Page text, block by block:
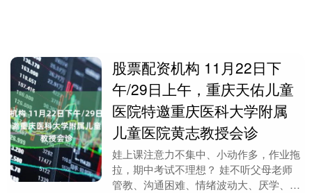
股票配资机构 11月22日下
午/29日上午，重庆天佑儿童
医院特邀重庆医科大学附属
儿童医院黄志教授会诊
娃上课注意力不集中、小动作多，作业拖
拉，期中考试不理想？ 娃不听父母老师
管教、沟通困难、情绪波动大、厌学、不